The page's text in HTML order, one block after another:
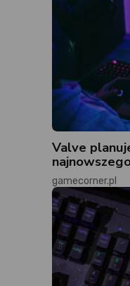
Valve
gamecorner.pl